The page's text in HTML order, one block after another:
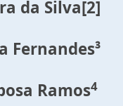
da Silva[2]
Fernandes³
Ramos4